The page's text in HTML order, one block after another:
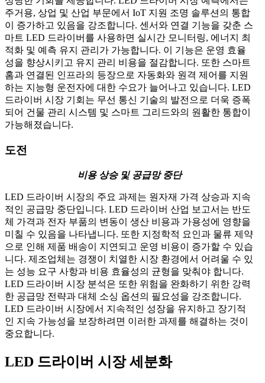
주거용, 상업 및 산업 부문에서 IoT 지원 조명 솔루션의 통합
이 증가하고 있음을 강조합니다. 센서와 연결 기능을 갖춘 스
마트 LED 드라이버를 사용하면 실시간 모니터링, 에너지 최
적화 및 예측 유지 관리가 가능합니다. 이 기능은 운영 효율
성을 향상시키고 유지 관리 비용을 절감합니다. 또한 스마트
홈과 연결된 인프라의 등장으로 자동화와 원격 제어를 지원
하는 지능형 운전자에 대한 수요가 늘어나고 있습니다. LED
드라이버 시장 기회는 무선 통신 기술의 발전으로 더욱 증폭
되어 건물 관리 시스템 및 스마트 그리드와의 원활한 통합이
가능해졌습니다.
도전
비용 상승 및 공급망 중단
LED 드라이버 시장의 주요 과제는 원자재 가격 상승과 지속
적인 공급망 중단입니다. LED 드라이버 산업 보고서는 반도
체 가격과 전자 부품의 변동이 생산 비용과 가용성에 영향을
미칠 수 있음을 나타냅니다. 또한 지정학적 요인과 물류 제약
으로 인해 제품 배송이 지연되고 운영 비용이 증가할 수 있습
니다. 제조업체는 경쟁이 치열한 시장 환경에서 어려울 수 있
는 성능 요구 사항과 비용 효율성의 균형을 맞춰야 합니다.
LED 드라이버 시장 분석은 또한 위험을 완화하기 위한 강력
한 공급망 전략과 대체 소싱 옵션의 필요성을 강조합니다.
LED 드라이버 시장에서 지속적인 성장을 유지하고 장기적
인 지속 가능성을 보장하려면 이러한 과제를 해결하는 것이
중요합니다.
LED 드라이버 시장 세분화